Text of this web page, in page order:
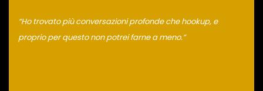
“Ho trovato più conversazioni profonde che hookup, e
proprio per questo non potrei farne a meno.”